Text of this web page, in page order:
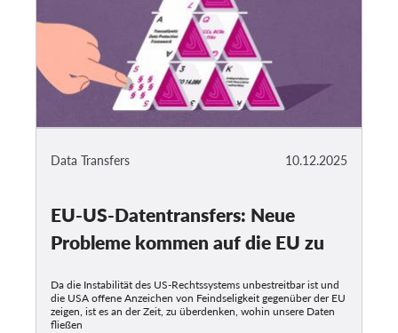
10.12.2025
Data Transfers
EU-US-Datentransfers: Neue
Probleme kommen auf die EU zu
Da die Instabilität des US-Rechtssystems unbestreitbar ist und
die USA offene Anzeichen von Feindseligkeit gegenüber der EU
zeigen, ist es an der Zeit, zu überdenken, wohin unsere Daten
fließen